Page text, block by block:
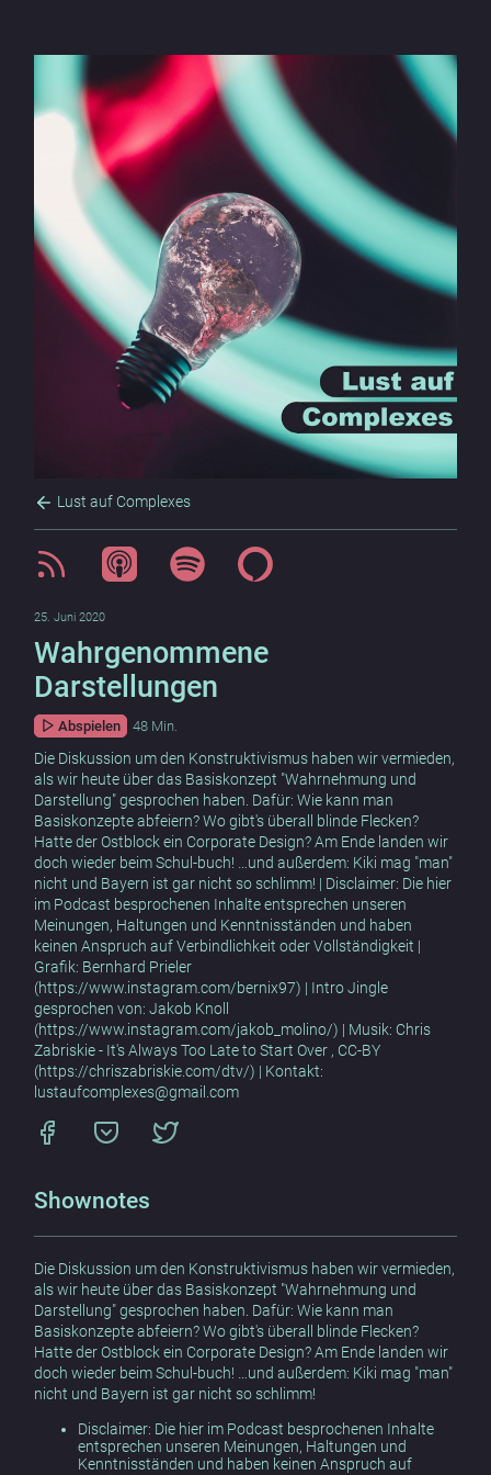
Lust auf Complexes
25. Juni 2020
Wahrgenommene
Darstellungen
Abspielen 48 Min.
Die Diskussion um den Konstruktivismus haben wir vermieden,
als wir heute über das Basiskonzept "Wahrnehmung und
Darstellung" gesprochen haben. Dafür: Wie kann man
Basiskonzepte abfeiern? Wo gibt's überall blinde Flecken?
Hatte der Ostblock ein Corporate Design? Am Ende landen wir
doch wieder beim Schul-buch! …und außerdem: Kiki mag "man"
nicht und Bayern ist gar nicht so schlimm! | Disclaimer: Die hier
im Podcast besprochenen Inhalte entsprechen unseren
Meinungen, Haltungen und Kenntnisständen und haben
keinen Anspruch auf Verbindlichkeit oder Vollständigkeit |
Grafik: Bernhard Prieler
(https://www.instagram.com/bernix97) | Intro Jingle
gesprochen von: Jakob Knoll
(https://www.instagram.com/jakob_molino/) | Musik: Chris
Zabriskie - It's Always Too Late to Start Over , CC-BY
(https://chriszabriskie.com/dtv/) | Kontakt:
lustaufcomplexes@gmail.com
Shownotes
Die Diskussion um den Konstruktivismus haben wir vermieden,
als wir heute über das Basiskonzept "Wahrnehmung und
Darstellung" gesprochen haben. Dafür: Wie kann man
Basiskonzepte abfeiern? Wo gibt's überall blinde Flecken?
Hatte der Ostblock ein Corporate Design? Am Ende landen wir
doch wieder beim Schul-buch! …und außerdem: Kiki mag "man"
nicht und Bayern ist gar nicht so schlimm!
Disclaimer: Die hier im Podcast besprochenen Inhalte
entsprechen unseren Meinungen, Haltungen und
Kenntnisständen und haben keinen Anspruch auf